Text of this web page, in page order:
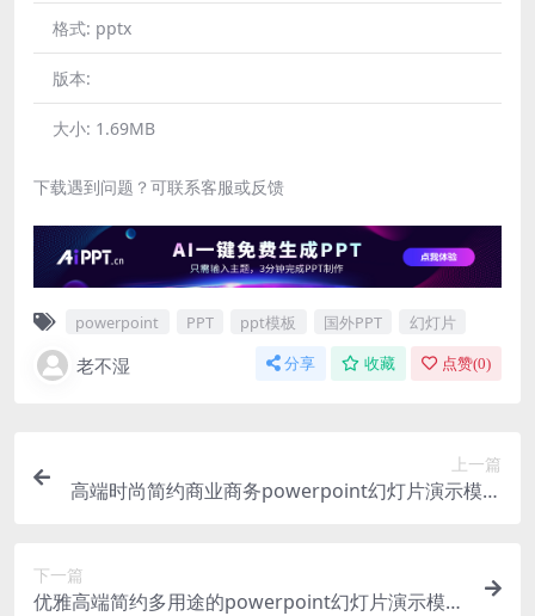
格式: pptx
版本:
大小: 1.69MB
下载遇到问题？可联系客服或反馈
powerpoint PPT ppt模板 国外PPT 幻灯片
老不湿 分享 收藏 点赞(0)
上一篇
高端时尚简约商业商务powerpoint幻灯片演示模板
下一篇
优雅高端简约多用途的powerpoint幻灯片演示模板